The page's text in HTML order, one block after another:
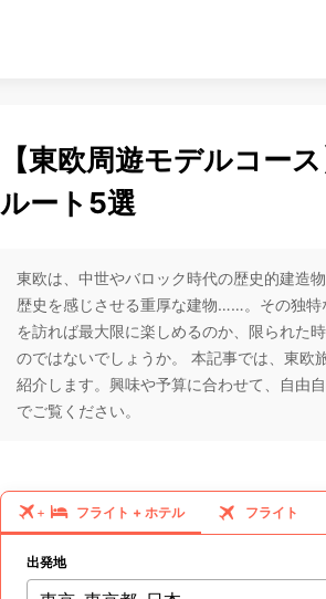
【東欧周遊モデルコー
ルート5選
東欧は、中世やバロック時代の歴史的建造
歴史を感じさせる重厚な建物……。その独特
を訪れば最大限に楽しめるのか、限られた
のではないでしょうか。 本記事では、東欧
紹介します。興味や予算に合わせて、自由
でご覧ください。
+ フライト +ホテル フライト
出発地